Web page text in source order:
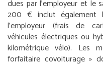
dues par l’employeur et le
200 € inclut également
l’employeur (frais de
véhicules électriques ou
kilométrique vélo). Les
forfaitaire covoiturage »